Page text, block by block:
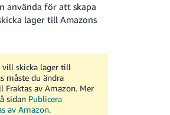
använda för att skapa
lager till Amazons
vill skicka lager till
måste du ändra
Fraktas av Amazon. Mer
sidan Publicera
av Amazon.